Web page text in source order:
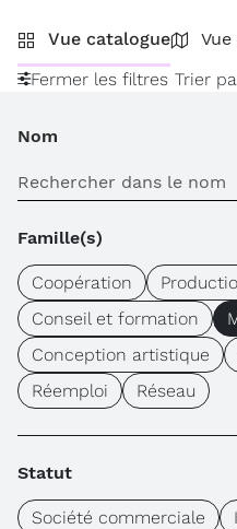
Vue catalogue
Fermer les filtres Trier
Nom
Famille(s)
Coopération
Conseil et formation
Conception artistique
Réemploi
Réseau
Statut
Société commerciale